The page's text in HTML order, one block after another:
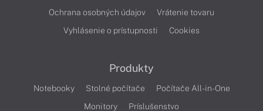
Ochrana osobných údajov
Vrátenie tovaru
Vyhlásenie o prístupnosti
Cookies
Produkty
Notebooky Stolné počítače
Počítače All-in-One
Monitory
Príslušenstvo